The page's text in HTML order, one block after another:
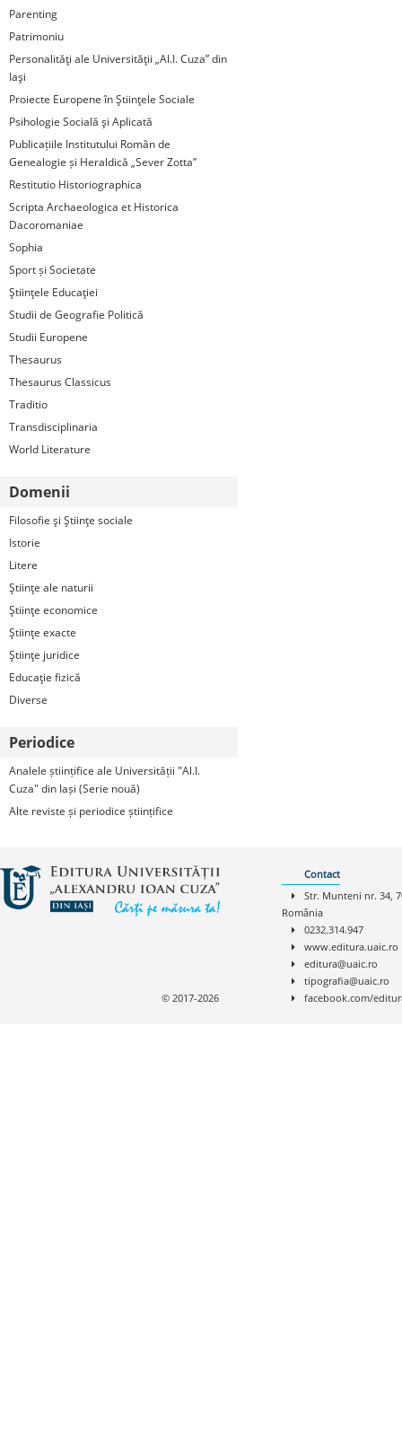
Parenting
Patrimoniu
Personalităţi ale Universităţii „Al.I. Cuza” din
Iaşi
Proiecte Europene în Ştiinţele Sociale
Psihologie Socială şi Aplicată
Publicațiile Institutului Român de
Genealogie și Heraldică „Sever Zotta”
Restitutio Historiographica
Scripta Archaeologica et Historica
Dacoromaniae
Sophia
Sport și Societate
Ştiinţele Educaţiei
Studii de Geografie Politică
Studii Europene
Thesaurus
Thesaurus Classicus
Traditio
Transdisciplinaria
World Literature
Domenii
Filosofie şi Ştiinţe sociale
Istorie
Litere
Ştiinţe ale naturii
Ştiinţe economice
Ştiinţe exacte
Ştiinţe juridice
Educaţie fizică
Diverse
Periodice
Analele științifice ale Universității "Al.I.
Cuza" din Iași (Serie nouă)
Alte reviste și periodice științifice
Contact
Str. Munteni nr. 34,
România
0232.314.947
www.editura.uaic.ro
editura@uaic.ro
tipografia@uaic.ro
facebook.com/
© 2017-2026